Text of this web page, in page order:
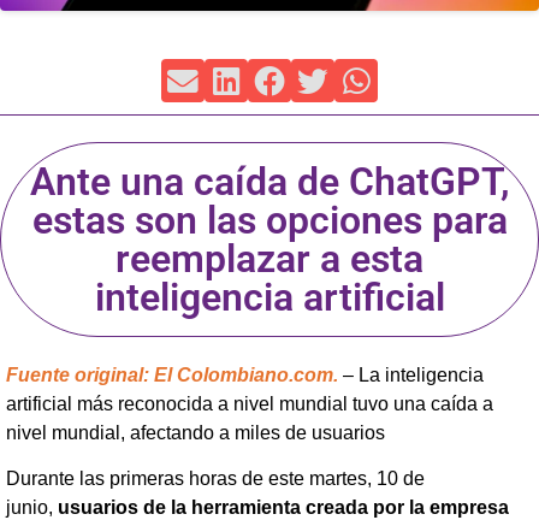
Ante una caída de ChatGPT,
estas son las opciones para
reemplazar a esta
inteligencia artificial
Fuente original: El Colombiano.com. – La inteligencia
artificial más reconocida a nivel mundial tuvo una caída a
nivel mundial, afectando a miles de usuarios
Durante las primeras horas de este martes, 10 de
junio, usuarios de la herramienta creada por la empresa